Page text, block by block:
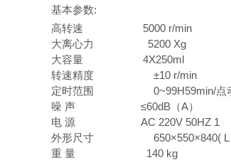
基本参数:
高转速 5000 r/min
大离心力 5200 Xg
大容量 4X250ml
转速精度 ±10 r/min
定时范围 0~99H59min/点
噪 声 ≤60dB（A）
电 源 AC 220V 50HZ 1
外形尺寸 650×550×840( L ×
重 量 140 kg